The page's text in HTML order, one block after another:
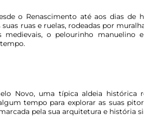
o Renascimento até aos dias de
ruas e ruelas, rodeadas por
medievais, o pelourinho manuelino
Novo, uma típica aldeia histórica
tempo para explorar as suas
pela sua arquitetura e história